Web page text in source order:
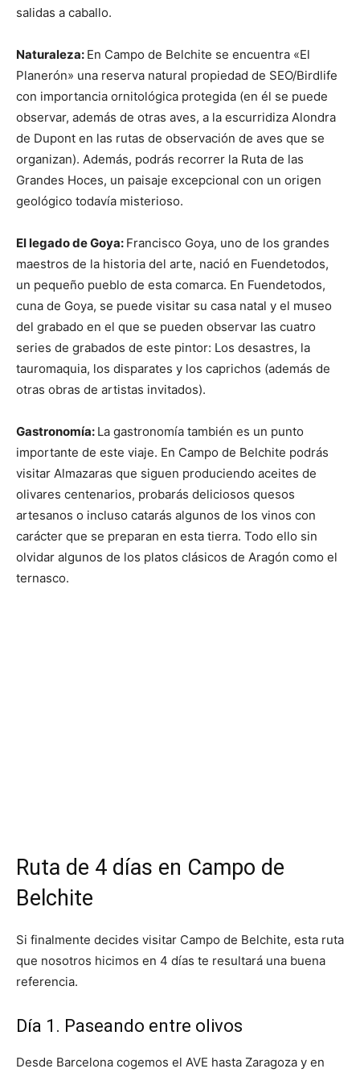
salidas a caballo.
Naturaleza: En Campo de Belchite se encuentra «El
Planerón» una reserva natural propiedad de SEO/Birdlife
con importancia ornitológica protegida (en él se puede
observar, además de otras aves, a la escurridiza Alondra
de Dupont en las rutas de observación de aves que se
organizan). Además, podrás recorrer la Ruta de las
Grandes Hoces, un paisaje excepcional con un origen
geológico todavía misterioso.
El legado de Goya: Francisco Goya, uno de los grandes
maestros de la historia del arte, nació en Fuendetodos,
un pequeño pueblo de esta comarca. En Fuendetodos,
cuna de Goya, se puede visitar su casa natal y el museo
del grabado en el que se pueden observar las cuatro
series de grabados de este pintor: Los desastres, la
tauromaquia, los disparates y los caprichos (además de
otras obras de artistas invitados).
Gastronomía: La gastronomía también es un punto
importante de este viaje. En Campo de Belchite podrás
visitar Almazaras que siguen produciendo aceites de
olivares centenarios, probarás deliciosos quesos
artesanos o incluso catarás algunos de los vinos con
carácter que se preparan en esta tierra. Todo ello sin
olvidar algunos de los platos clásicos de Aragón como el
ternasco.
Ruta de 4 días en Campo de
Belchite
Si finalmente decides visitar Campo de Belchite, esta ruta
que nosotros hicimos en 4 días te resultará una buena
referencia.
Día 1. Paseando entre olivos
Desde Barcelona cogemos el AVE hasta Zaragoza y en